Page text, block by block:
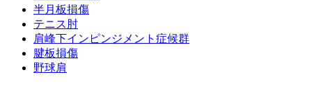
半月板損傷
テニス肘
肩峰下インピンジメント症候群
腱板損傷
野球肩